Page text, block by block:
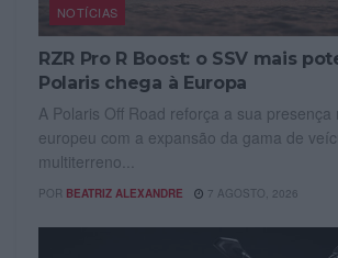
NOTÍCIAS
RZR Pro R Boost: o SSV mais
Polaris chega à Europa
A Polaris Off Road reforça a sua presença
europeu com a expansão da gama de
multiterreno...
POR BEATRIZ ALEXANDRE 7 AGOSTO, 2026